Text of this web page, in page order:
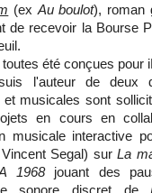
(ex Au boulot), roman
de recevoir la Bourse
été conçues pour
l'auteur de deux
musicales sont
en cours en
musicale interactive
Segal) surLa
1968jouant des
sonore discret de